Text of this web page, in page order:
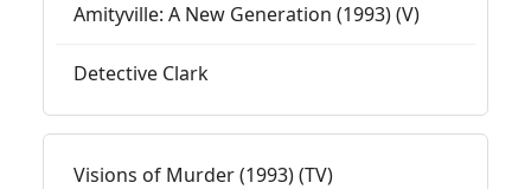
Amityville: A New Generation (1993) (V)
Detective Clark
Visions of Murder (1993) (TV)